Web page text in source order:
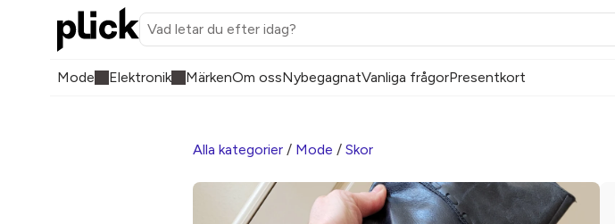
Mode Elektronik MärkenOm ossNybegagnatVanliga frågorPresentkort
Alla kategorier / Mode / Skor